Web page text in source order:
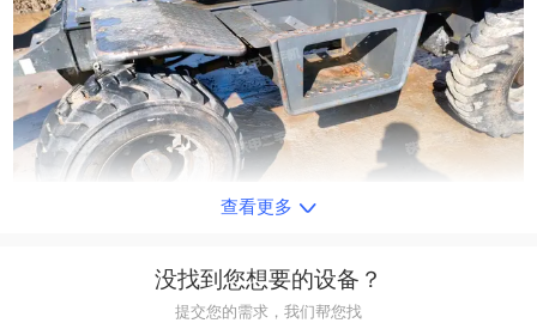
查看更多
没找到您想要的设备？
提交您的需求，我们帮您找